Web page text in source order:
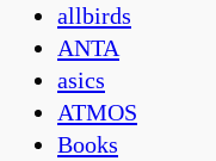
allbirds
ANTA
asics
ATMOS
Books